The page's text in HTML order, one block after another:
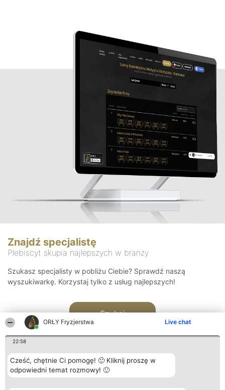
ORŁY Fryzjerstwa Live chat
22:58
Cześć, chętnie Ci pomogę! 🙂 Kliknij proszę w
odpowiedni temat rozmowy! 🙂
Znajdź specjalistę
Plebiscyt skupia najlepszych w branży
Szukasz specjalisty w pobliżu Ciebie? Sprawdź naszą
wyszukiwarkę. Korzystaj tylko z usług najlepszych!
Szukaj
Organizator plebiscytu Plebiscyt Kontakt